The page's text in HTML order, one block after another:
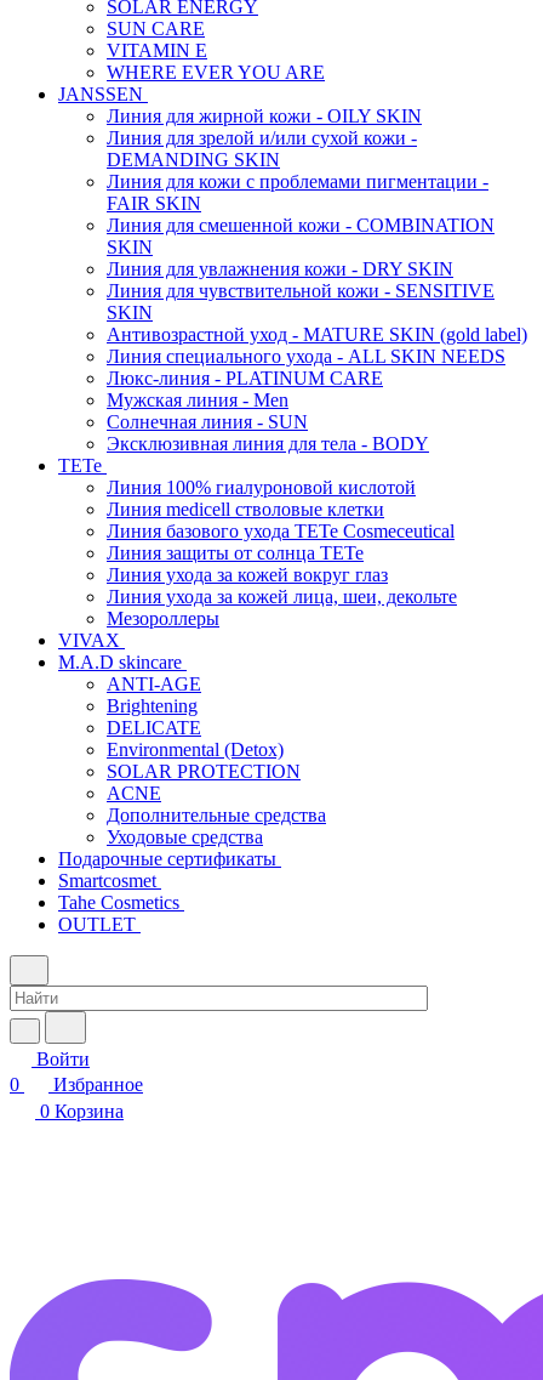
SOLAR ENERGY
SUN CARE
VITAMIN E
WHERE EVER YOU ARE
JANSSEN
Линия для жирной кожи - OILY SKIN
Линия для зрелой и/или сухой кожи -
DEMANDING SKIN
Линия для кожи с проблемами пигментации -
FAIR SKIN
Линия для смешенной кожи - COMBINATION
SKIN
Линия для увлажнения кожи - DRY SKIN
Линия для чувствительной кожи - SENSITIVE
SKIN
Антивозрастной уход - MATURE SKIN (gold label)
Линия специального ухода - ALL SKIN NEEDS
Люкс-линия - PLATINUM CARE
Мужская линия - Men
Солнечная линия - SUN
Эксклюзивная линия для тела - BODY
TETe
Линия 100% гиалуроновой кислотой
Линия medicell стволовые клетки
Линия базового ухода TETe Cosmeceutical
Линия защиты от солнца TETe
Линия ухода за кожей вокруг глаз
Линия ухода за кожей лица, шеи, декольте
Мезороллеры
VIVAX
M.A.D skincare
ANTI-AGE
Brightening
DELICATE
Environmental (Detox)
SOLAR PROTECTION
АCNE
Дополнительные средства
Уходовые средства
Подарочные сертификаты
Smartcosmet
Tahe Cosmetics
OUTLET
Войти
0
Избранное
0 Корзина